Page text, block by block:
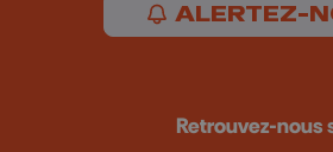
ALERTEZ-
Retrouvez-nous